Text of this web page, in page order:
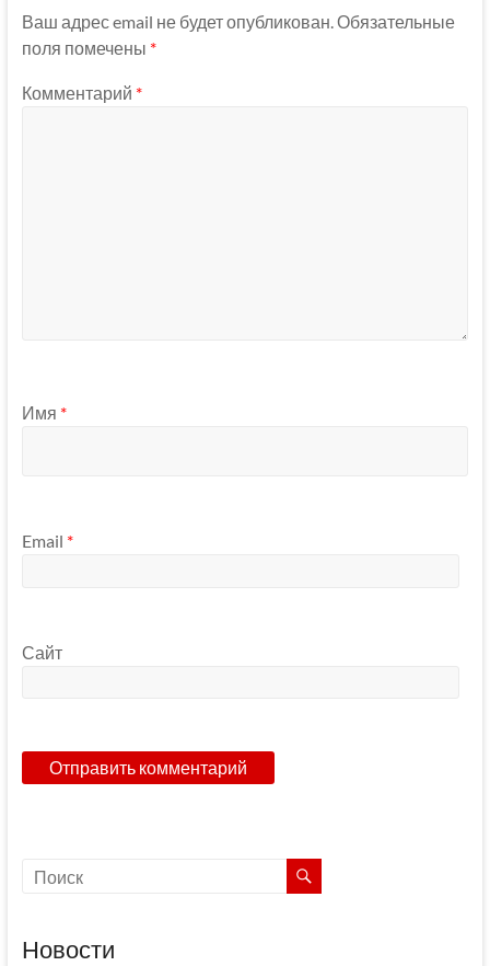
Ваш адрес email не будет опубликован. Обязательные
поля помечены *
Комментарий *
Имя *
Email *
Сайт
Новости